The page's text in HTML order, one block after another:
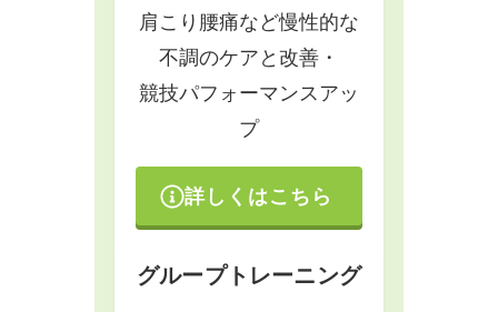
肩こり腰痛など慢性的な
不調のケアと改善・
競技パフォーマンスアッ
プ
詳しくはこちら
グループトレーニング